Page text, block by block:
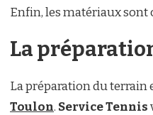
Enfin, les matériaux sont
La
La préparation du terrain
Toulon. Service Tennis